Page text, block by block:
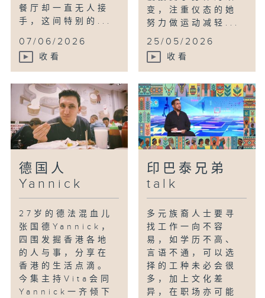
餐厅却一直无人接
手，这间特别的...
07/06/2026
收看
变，注重仪态的她
努力做运动减轻...
25/05/2026
收看
德国人
Yannick
27岁的德法混血儿
张国德Yannick，
四围发掘香港各地
的人与事，分享在
香港的生活点滴。
今集主持Vita会同
Yannick一齐倾下
印巴泰兄弟
talk
多元族裔人士要寻
找工作一向不容
易，如学历不高、
言语不通，可以选
择的工种未必会很
多，加上文化差
异，在职场亦可能